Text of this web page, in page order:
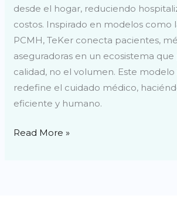
desde el hogar, reduciendo
costos. Inspirado en modelos como
PCMH, TeKer conecta pacientes,
aseguradoras en un ecosistema
calidad, no el volumen. Este
redefine el cuidado médico,
eficiente y humano.
Read More »